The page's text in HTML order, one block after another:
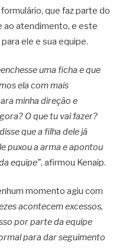
que faz parte do
ao atendimento, e este
ele e sua equipe.
uma ficha e que
ela com mais
minha direção e
O que tu vai fazer?
que a filha dele já
puxou a arma e apontou
equipe”, afirmou Kenaip.
momento agiu com
acontecem excessos,
por parte da equipe
para dar seguimento